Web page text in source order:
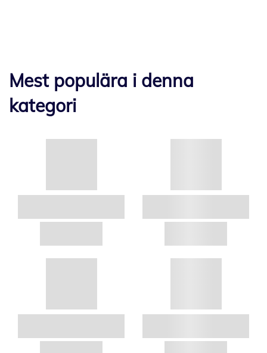
Mest populära i denna
kategori